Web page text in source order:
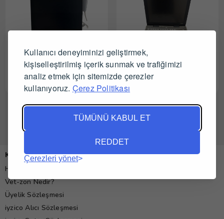
Kullanıcı deneyiminizi geliştirmek,
kişiselleştirilmiş içerik sunmak ve trafiğimizi
analiz etmek için sitemizde çerezler
kullanıyoruz. Çerez Politikası
TÜMÜNÜ KABUL ET
REDDET
Çerezleri yönet
Mindray Dp10Vet Ultrason
Mindray Dp10 Vet Ultrason
Kurumsal
Hakkımızda
Vet-zon Nedir?
Üyelik Sözleşmesi
iyzico Alıcı Sözleşmesi